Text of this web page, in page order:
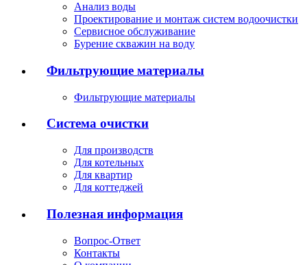
Анализ воды
Проектирование и монтаж систем водоочистки
Сервисное обслуживание
Бурение скважин на воду
Фильтрующие материалы
Фильтрующие материалы
Система очистки
Для производств
Для котельных
Для квартир
Для коттеджей
Полезная информация
Вопрос-Ответ
Контакты